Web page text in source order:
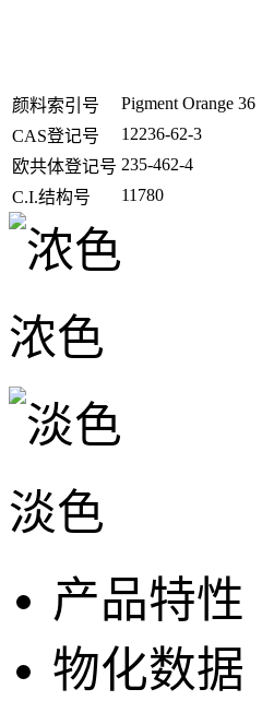
颜料索引号
Pigment Orange 36
CAS登记号
12236-62-3
欧共体登记号 235-462-4
C.I.结构号
11780
浓色
淡色
产品特性
物化数据